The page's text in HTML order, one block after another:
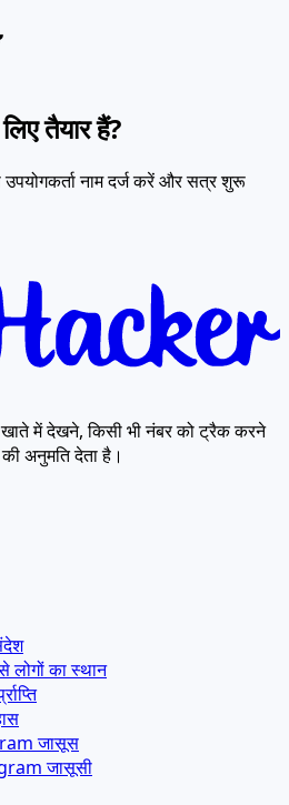
तैयार हैं?
उपयोगकर्ता नाम दर्ज करें और सत्र शुरू
में देखने, किसी भी नंबर को ट्रैक करने
अनुमति देता है।
का स्थान
जासूस
जासूसी